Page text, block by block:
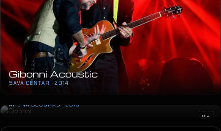
Gibonni Acoustic
SAVA CENTAR · 2014
Gibonni
ARENA BEOGRAD · 2013
09